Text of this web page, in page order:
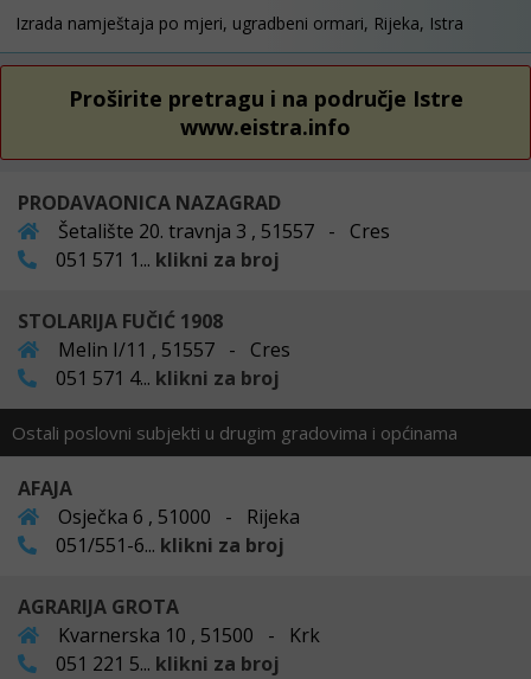
Izrada namještaja po mjeri, ugradbeni ormari, Rijeka, Istra
Proširite pretragu i na područje Istre
www.eistra.info
PRODAVAONICA NAZAGRAD
Šetalište 20. travnja 3 , 51557 - Cres
051 571 1... klikni za broj
STOLARIJA FUČIĆ 1908
Melin I/11 , 51557 - Cres
051 571 4... klikni za broj
Ostali poslovni subjekti u drugim gradovima i općinama
AFAJA
Osječka 6 , 51000 - Rijeka
051/551-6... klikni za broj
AGRARIJA GROTA
Kvarnerska 10 , 51500 - Krk
051 221 5... klikni za broj